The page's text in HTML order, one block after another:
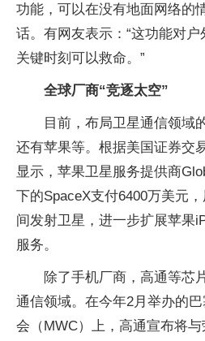
功能，可以在没有地面网络的
话。有网友表示：“这功能对户
关键时刻可以救命。”
全球厂商“竞逐太空”
目前，布局卫星通信领域
还有苹果等。根据美国证券交
显示，苹果卫星服务提供商
下的SpaceX支付6400万美元
间发射卫星，进一步扩展苹果
服务。
除了手机厂商，高通等芯
通信领域。在今年2月举办的
会（MWC）上，高通宣布将与